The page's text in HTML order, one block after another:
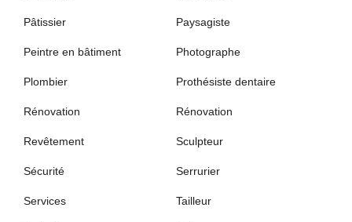
Pâtissier Paysagiste
Peintre en bâtiment Photographe
Plombier Prothésiste dentaire
Rénovation Rénovation
Revêtement Sculpteur
Sécurité Serrurier
Services Tailleur